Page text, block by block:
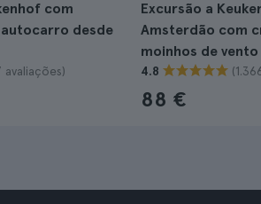
com
desde
avaliações)
Excursão a
Amsterdão com
moinhos de vento
4.8
88 €